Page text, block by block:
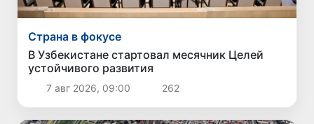
Страна в фокусе
В Узбекистане стартовал месячник Целей
устойчивого развития
7 авг 2026, 09:00 262